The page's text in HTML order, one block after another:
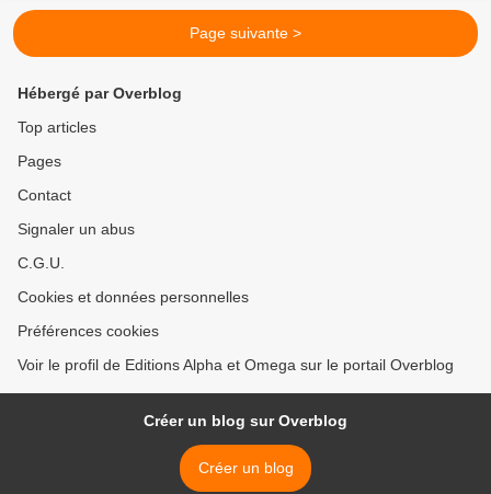
Page suivante >
Hébergé par Overblog
Top articles
Pages
Contact
Signaler un abus
C.G.U.
Cookies et données personnelles
Préférences cookies
Voir le profil de Editions Alpha et Omega sur le portail Overblog
Créer un blog sur Overblog
Créer un blog